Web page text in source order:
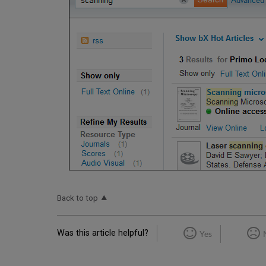
Back to top
Was this article helpful? Yes